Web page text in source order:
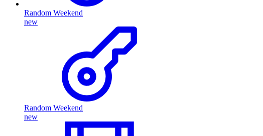
Random Weekend
new
Random Weekend
new